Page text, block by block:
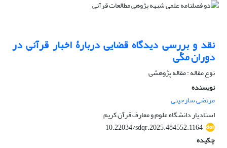
نقد و بررسی دیدگاه قضایی دربارۀ اخبار قرآنی در
دوران مکّی
نوع مقاله : مقاله پژوهشی
نویسنده
مرتضی سازجینی
استادیار دانشگاه علوم و معارف قرآن کریم
10.22034/sdqr.2025.484552.1164
چکیده